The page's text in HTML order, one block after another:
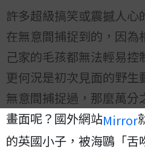
許多超級搞笑或震撼人心
在無意間捕捉到的，因為
己家的毛孩都無法輕易控
更何況是初次見面的野生
無意間捕捉過，那麼萬分
畫面呢？國外網站Mirror
的英國小子，被海鷗「舌